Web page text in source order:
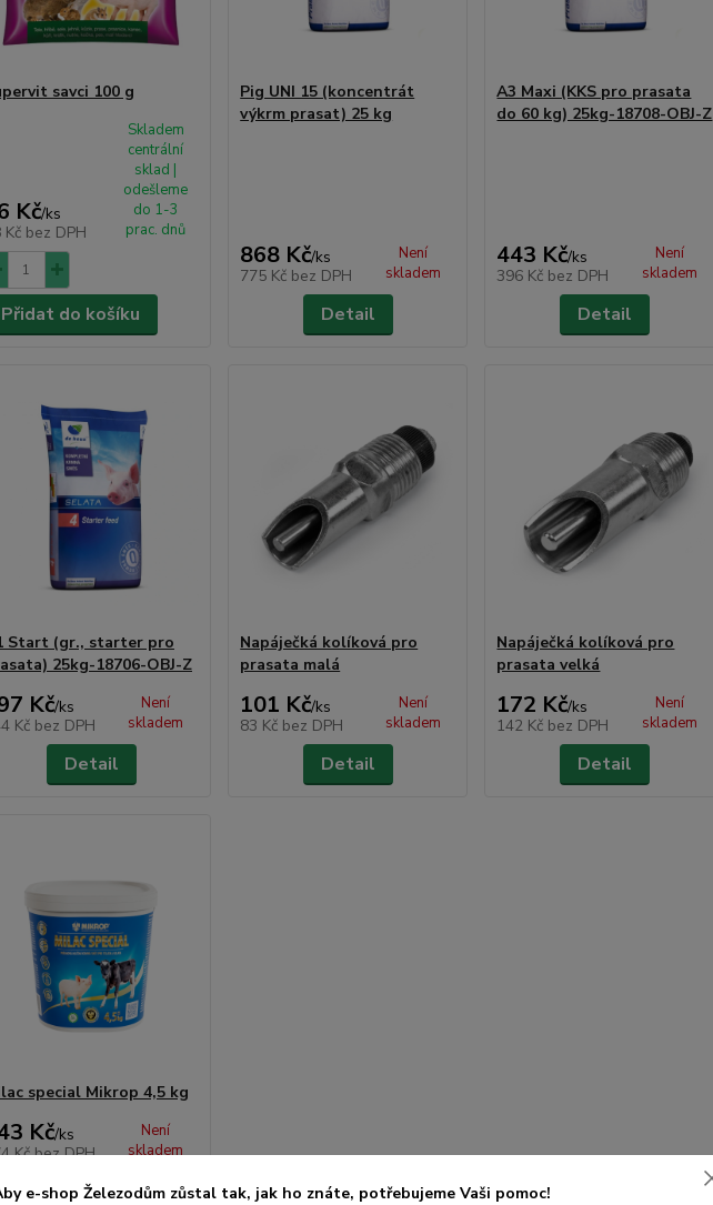
savci 100 g
Kč/ks
Kč bez DPH
Skladem
centrální
sklad |
odešleme
do 1-3
prac. dnů
Přidat do košíku
Pig UNI 15 (koncentrát
výkrm prasat) 25 kg
868 Kč/ks
775 Kč bez DPH
Není
skladem
Detail
A3 Maxi (KKS pro prasata
do 60 kg) 25kg-18708-OBJ-Z
443 Kč/ks
396 Kč bez DPH
Není
skladem
Detail
Start (gr., starter pro
25kg-18706-OBJ-Z
Kč/ks
Kč bez DPH
Není
skladem
Detail
Napáječká kolíková pro
prasata malá
101 Kč/ks
83 Kč bez DPH
Není
skladem
Detail
Napáječká kolíková pro
prasata velká
172 Kč/ks
142 Kč bez DPH
Není
skladem
Detail
special Mikrop 4,5 kg
Kč/ks
Kčbez DPH
Není
skladem
Detail
e-shop Železodům zůstal tak, jak ho znáte, potřebujeme Vaši pomoc!